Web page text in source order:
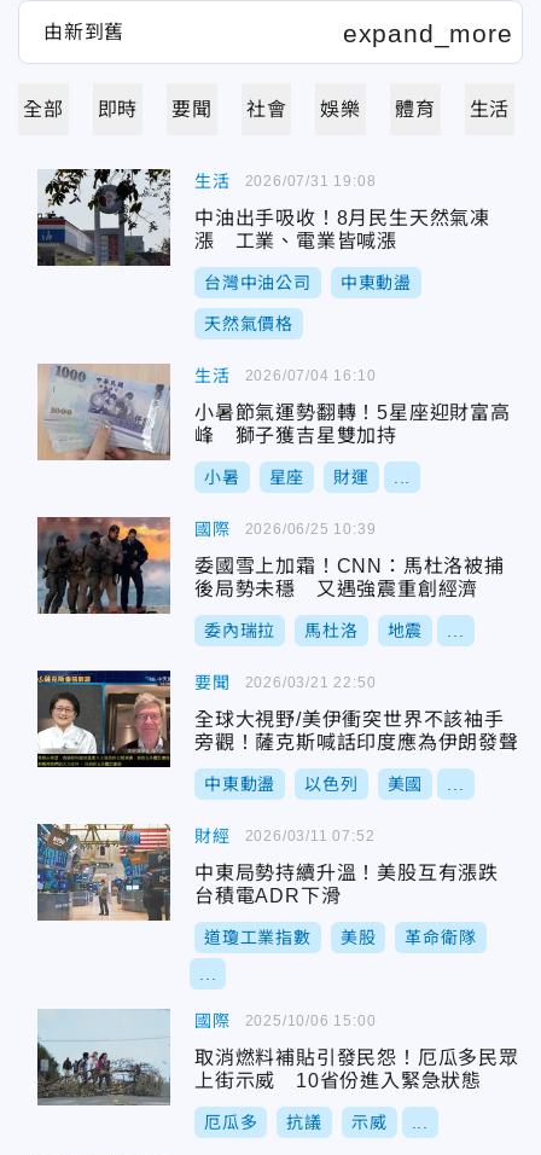
全部 即時 要聞 社會 娛樂 體育 生活
生活
中油出手吸收！8月民生天然氣凍
漲 工業、電業皆喊漲
台灣中油公司 中東動盪
天然氣價格
2026/07/31 19:08
生活
小暑節氣運勢翻轉！5星座迎財富高
峰 獅子獲吉星雙加持
小暑 星座 財運
2026/07/04 16:10
國際
委國雪上加霜！CNN：馬杜洛被捕
後局勢未穩 又遇強震重創經濟
委內瑞拉 馬杜洛 地震
2026/06/25 10:39
要聞
全球大視野/美伊衝突世界不該袖手
旁觀！薩克斯喊話印度應為伊朗發聲
中東動盪 以色列 美國
2026/03/21 22:50
財經
中東局勢持續升溫！美股互有漲跌
台積電ADR下滑
道瓊工業指數 美股 革命衛隊
2026/03/11 07:52
國際
取消燃料補貼引發民怨！厄瓜多民眾
上街示威 10省份進入緊急狀態
厄瓜多 抗議 示威
2025/10/06 15:00